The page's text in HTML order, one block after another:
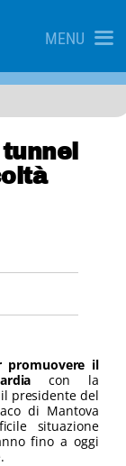
MENU
promuovere il
con la
presidente del
di Mantova
situazione
fino a oggi